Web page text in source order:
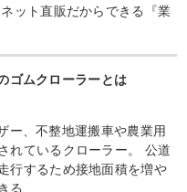
ット直販だからできる『業
ゴムクローラーとは
ー、不整地運搬車や農業用
れているクローラー。 公道
行するため接地面積を増や
る